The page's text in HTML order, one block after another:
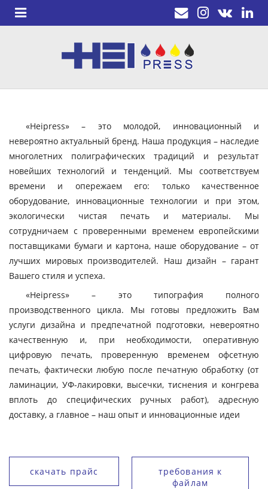
«Heipress» – это молодой, инновационный и
невероятно актуальный бренд. Наша продукция – наследие
многолетних полиграфических традиций и результат
новейших технологий и тенденций. Мы соответствуем
времени и опережаем его: только качественное
оборудование, инновационные технологии и при этом,
экологически чистая печать и материалы. Мы
сотрудничаем с проверенными временем европейскими
поставщиками бумаги и картона, наше оборудование – от
лучших мировых производителей. Наш дизайн – гарант
Вашего стиля и успеха.
«Heipress» – это типография полного
производственного цикла. Мы готовы предложить Вам
услуги дизайна и предпечатной подготовки, невероятно
качественную и, при необходимости, оперативную
цифровую печать, проверенную временем офсетную
печать, фактически любую после печатную обработку (от
ламинации, УФ-лакировки, высечки, тиснения и конгрева
вплоть до специфических ручных работ), адресную
доставку, а главное – наш опыт и инновационные идеи
скачать прайс
требования к
файлам